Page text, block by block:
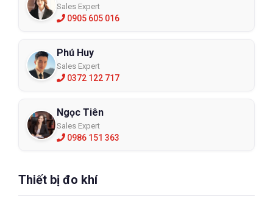
Sales Expert
0905 605 016
Phú Huy
Sales Expert
0372 122 717
Ngọc Tiên
Sales Expert
0986 151 363
Thiết bị đo khí